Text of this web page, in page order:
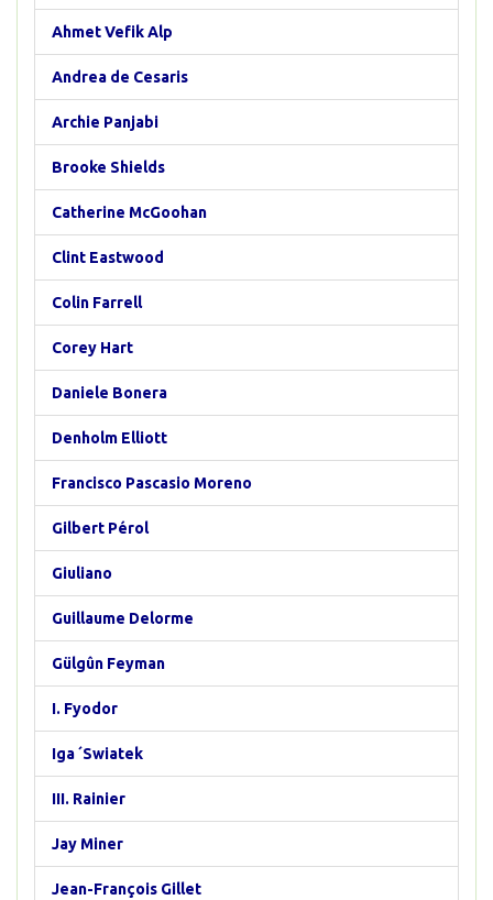
Ahmet Vefik Alp
Andrea de Cesaris
Archie Panjabi
Brooke Shields
Catherine McGoohan
Clint Eastwood
Colin Farrell
Corey Hart
Daniele Bonera
Denholm Elliott
Francisco Pascasio Moreno
Gilbert Pérol
Giuliano
Guillaume Delorme
Gülgûn Feyman
I. Fyodor
Iga ´Swiatek
III. Rainier
Jay Miner
Jean-François Gillet